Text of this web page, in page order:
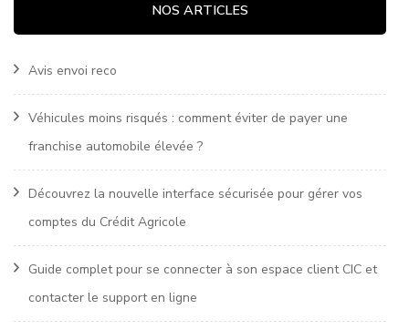
NOS ARTICLES
Avis envoi reco
Véhicules moins risqués : comment éviter de payer une
franchise automobile élevée ?
Découvrez la nouvelle interface sécurisée pour gérer vos
comptes du Crédit Agricole
Guide complet pour se connecter à son espace client CIC et
contacter le support en ligne